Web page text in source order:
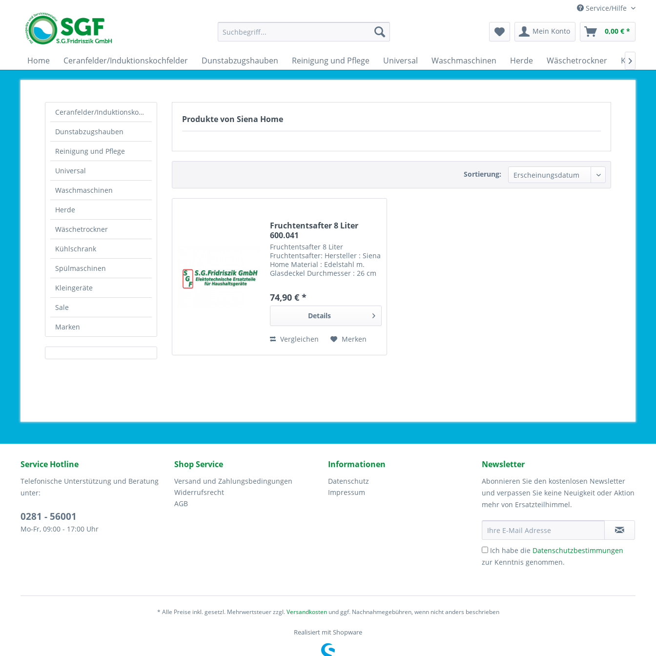
Service/Hilfe
Mein Konto 0,00 € *
Home Ceranfelder/Induktionskochfelder Dunstabzugshauben Reinigung und Pflege Universal Waschmaschinen Herde Wäschetrockner 
Ceranfelder/Induktionskochfelder
Dunstabzugshauben
Reinigung und Pflege
Universal
Waschmaschinen
Herde
Wäschetrockner
Kühlschrank
Spülmaschinen
Kleingeräte
Sale
Marken
Produkte von Siena Home
Sortierung:
Fruchtentsafter 8 Liter
600.041
Fruchtentsafter 8 Liter
Fruchtentsafter: Hersteller : Siena
Home Material : Edelstahl m.
Glasdeckel Durchmesser : 26 cm
Fruchtentsafter 8 Liter 600.041
74,90 € *
Details
Vergleichen Merken
Service Hotline
Telefonische Unterstützung und Beratung
unter:
0281 - 56001
Mo-Fr, 09:00 - 17:00 Uhr
Shop Service
Versand und Zahlungsbedingungen
Widerrufsrecht
AGB
Informationen
Datenschutz
Impressum
Newsletter
Abonnieren Sie den kostenlosen Newsletter
und verpassen Sie keine Neuigkeit oder Aktion
mehr von Ersatzteilhimmel.
Ich habe die Datenschutzbestimmungen
zur Kenntnis genommen.
* Alle Preise inkl. gesetzl. Mehrwertsteuer zzgl.Versandkostenund ggf. Nachnahmegebühren, wenn nicht anders beschrieben
Realisiert mit Shopware